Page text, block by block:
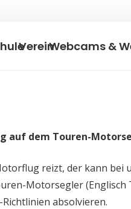
VereinWebcams &
auf dem Touren-
reizt, der kann bei
Motorsegler (Englisch
Richtlinien absolvieren.